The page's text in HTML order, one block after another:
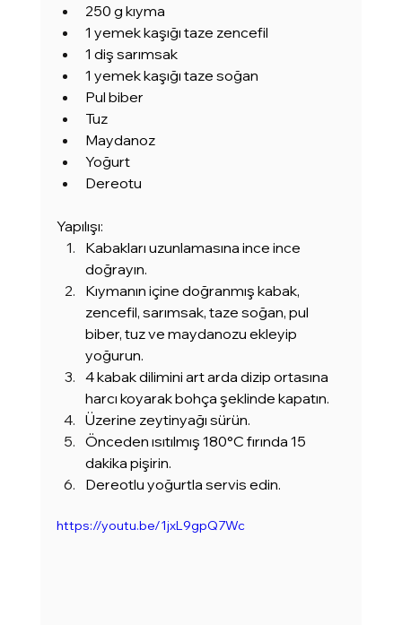
250 g kıyma
1 yemek kaşığı taze zencefil
1 diş sarımsak
1 yemek kaşığı taze soğan
Pul biber
Tuz
Maydanoz
Yoğurt
Dereotu
Yapılışı:
Kabakları uzunlamasına ince ince
doğrayın.
Kıymanın içine doğranmış kabak,
zencefil, sarımsak, taze soğan, pul
biber, tuz ve maydanozu ekleyip
yoğurun.
4 kabak dilimini art arda dizip ortasına
harcı koyarak bohça şeklinde kapatın.
Üzerine zeytinyağı sürün.
Önceden ısıtılmış 180°C fırında 15
dakika pişirin.
Dereotlu yoğurtla servis edin.
https://youtu.be/1jxL9gpQ7Wc